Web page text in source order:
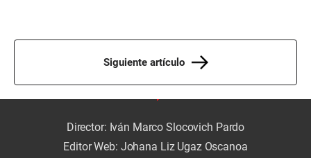
Siguiente artículo
Director: Iván Marco Slocovich Pardo
Editor Web: Johana Liz Ugaz Oscanoa